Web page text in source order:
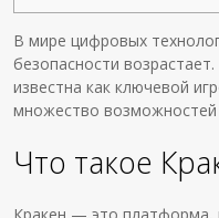
В мире цифровых
безопасности
известна как ключевой
множество возможностей
Что такое